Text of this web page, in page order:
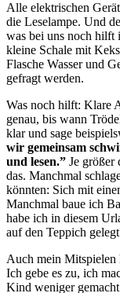
Alle elektrischen
die Leselampe. Und
was bei uns noch hilft
kleine Schale mit
Flasche Wasser und
gefragt werden.
Was noch hilft: Klare
genau, bis wann
klar und sage
wir gemeinsam
und lesen.” Je größer
das. Manchmal
könnten: Sich mit
Manchmal baue ich
habe ich in diesem
auf den Teppich
Auch mein Mitspielen
Ich gebe es zu, ich
Kind weniger